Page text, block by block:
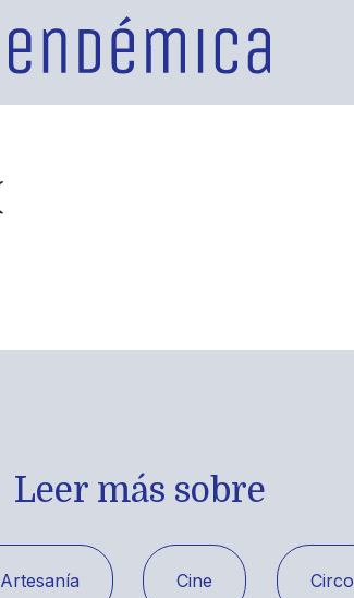
Leer más sobre
Artesanía Cine Circo